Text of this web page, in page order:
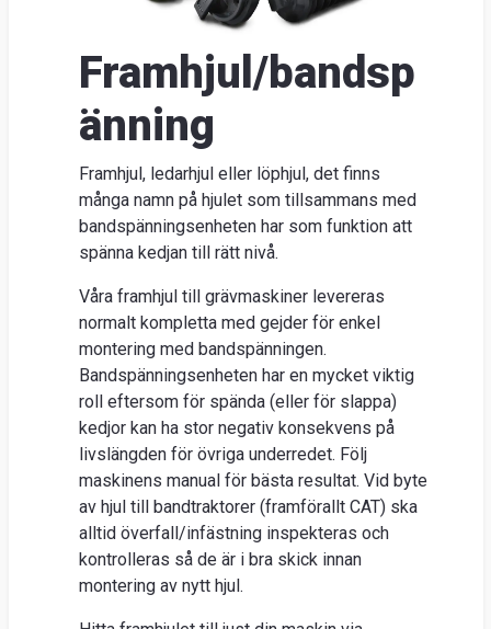
Framhjul/bandsp
änning
Framhjul, ledarhjul eller löphjul, det finns
många namn på hjulet som tillsammans med
bandspänningsenheten har som funktion att
spänna kedjan till rätt nivå.
Våra framhjul till grävmaskiner levereras
normalt kompletta med gejder för enkel
montering med bandspänningen.
Bandspänningsenheten har en mycket viktig
roll eftersom för spända (eller för slappa)
kedjor kan ha stor negativ konsekvens på
livslängden för övriga underredet. Följ
maskinens manual för bästa resultat. Vid byte
av hjul till bandtraktorer (framförallt CAT) ska
alltid överfall/infästning inspekteras och
kontrolleras så de är i bra skick innan
montering av nytt hjul.